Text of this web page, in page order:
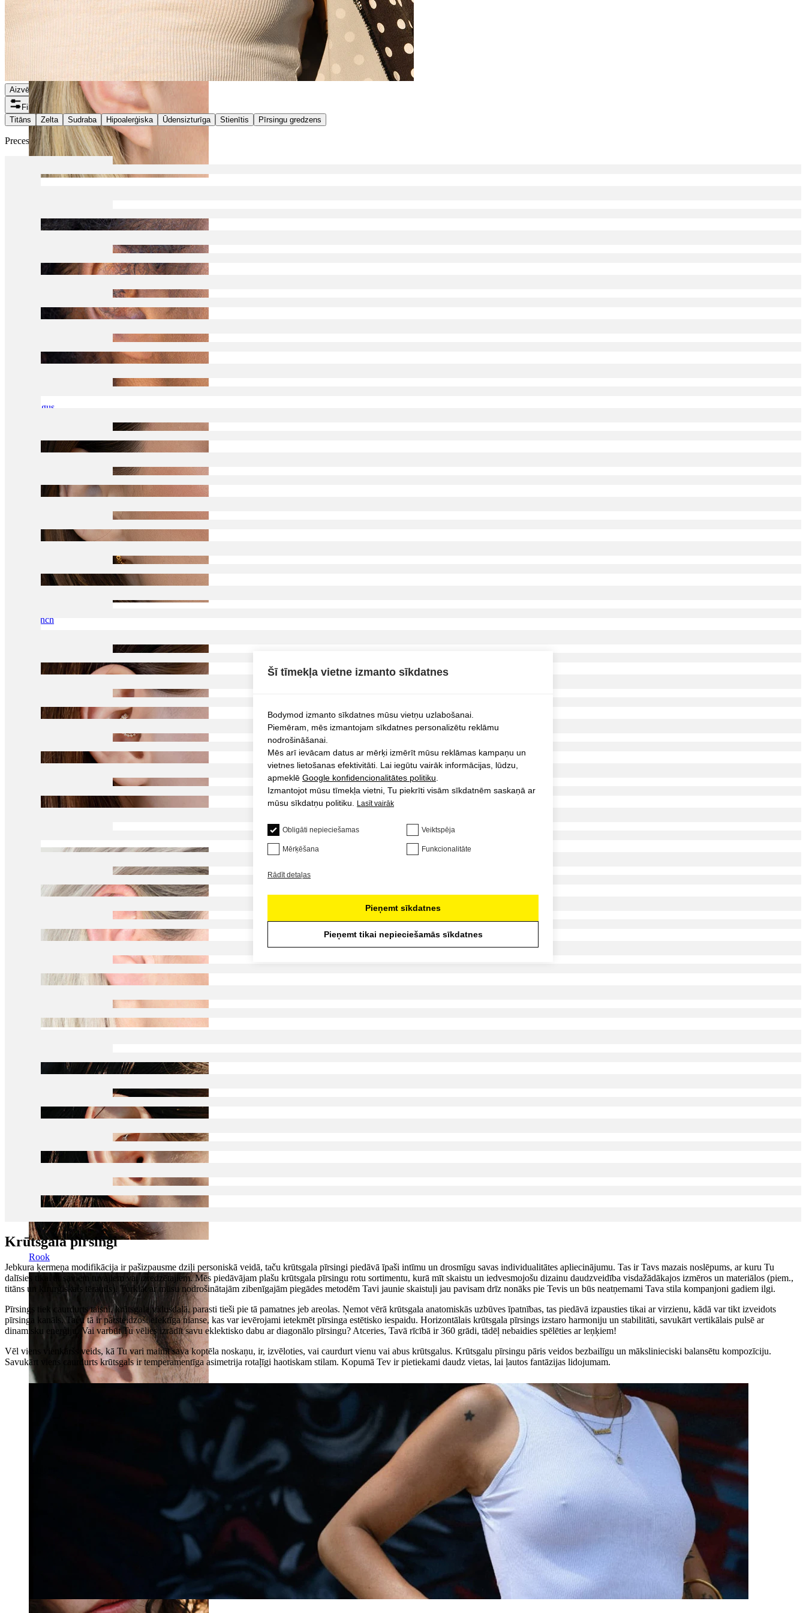
Tragus
Conch
Rook
Aizvērt
Filtri
Titāns
Zelta Sudraba Hipoalerģiska Ūdensizturīga Stienītis Pīrsingu gredzens
Preces tiek ielādētas...
Krūtsgala pīrsingi
Jebkura ķermeņa modifikācija ir pašizpausme dziļi personiskā veidā, taču krūtsgala pīrsingi piedāvā īpaši intīmu un drosmīgu savas individualitātes apliecinājumu. Tas ir Tavs mazais noslēpums, ar kuru Tu
dalīsies tikai ar saviem tuvajiem vai izredzētajiem. Mēs piedāvājam plašu krūtsgala pīrsingu rotu sortimentu, kurā mīt skaistu un iedvesmojošu dizainu daudzveidība visdažādākajos izmēros un materiālos (piem.,
titāns un ķirurģiskais tērauds). Turklāt ar mūsu nodrošinātajām zibenīgajām piegādes metodēm Tavi jaunie skaistuļi jau pavisam drīz nonāks pie Tevis un būs neatņemami Tava stila kompanjoni gadiem ilgi.
Pīrsings tiek caurdurts taisni, krūtsgala vidusdaļā, parasti tieši pie tā pamatnes jeb areolas. Ņemot vērā krūtsgala anatomiskās uzbūves īpatnības, tas piedāvā izpausties tikai ar virzienu, kādā var tikt izveidots
pīrsinga kanāls. Taču tā ir pārsteidzoši efektīga nianse, kas var ievērojami ietekmēt pīrsinga estētisko iespaidu. Horizontālais krūtsgala pīrsings izstaro harmoniju un stabilitāti, savukārt vertikālais pulsē ar
dinamisku enerģiju. Vai varbūt Tu vēlies izrādīt savu eklektisko dabu ar diagonālo pīrsingu? Atceries, Tavā rīcībā ir 360 grādi, tādēļ nebaidies spēlēties ar leņķiem!
Vēl viens vienkāršs veids, kā Tu vari mainīt sava koptēla noskaņu, ir, izvēloties, vai caurdurt vienu vai abus krūtsgalus. Krūtsgalu pīrsingu pāris veidos bezbailīgu un mākslinieciski balansētu kompozīciju.
Savukārt viens caurdurts krūtsgals ir temperamentīga asimetrija rotaļīgi haotiskam stilam. Kopumā Tev ir pietiekami daudz vietas, lai ļautos fantāzijas lidojumam.
Šī tīmekļa vietne izmanto sīkdatnes
Bodymod izmanto sīkdatnes mūsu vietņu uzlabošanai.
Piemēram, mēs izmantojam sīkdatnes personalizētu reklāmu
nodrošināšanai.
Mēs arī ievācam datus ar mērķi izmērīt mūsu reklāmas kampaņu un
vietnes lietošanas efektivitāti. Lai iegūtu vairāk informācijas, lūdzu,
apmeklē Google konfidencionalitātes politiku
Izmantojot mūsu tīmekļa vietni, Tu piekrīti visām sīkdatnēm saskaņā ar
mūsu sīkdatņu politiku.
Lasīt vairāk
Obligāti nepieciešamas Veiktspēja
Mērķēšana Funkcionalitāte
Rādīt detaļas
Pieņemt sīkdatnes
Pieņemt tikai nepieciešamās sīkdatnes